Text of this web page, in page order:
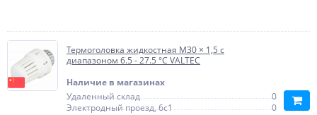
Термоголовка жидкостная М30 × 1,5 с
диапазоном 6.5 - 27.5 °C VALTEC
Наличие в магазинах
Удаленный склад
0
Электродный проезд, 6с1
0